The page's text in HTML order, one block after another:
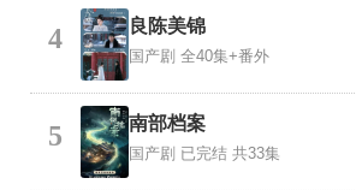
4 良陈美锦
国产剧 全40集+番外
5 南部档案
国产剧 已完结 共33集